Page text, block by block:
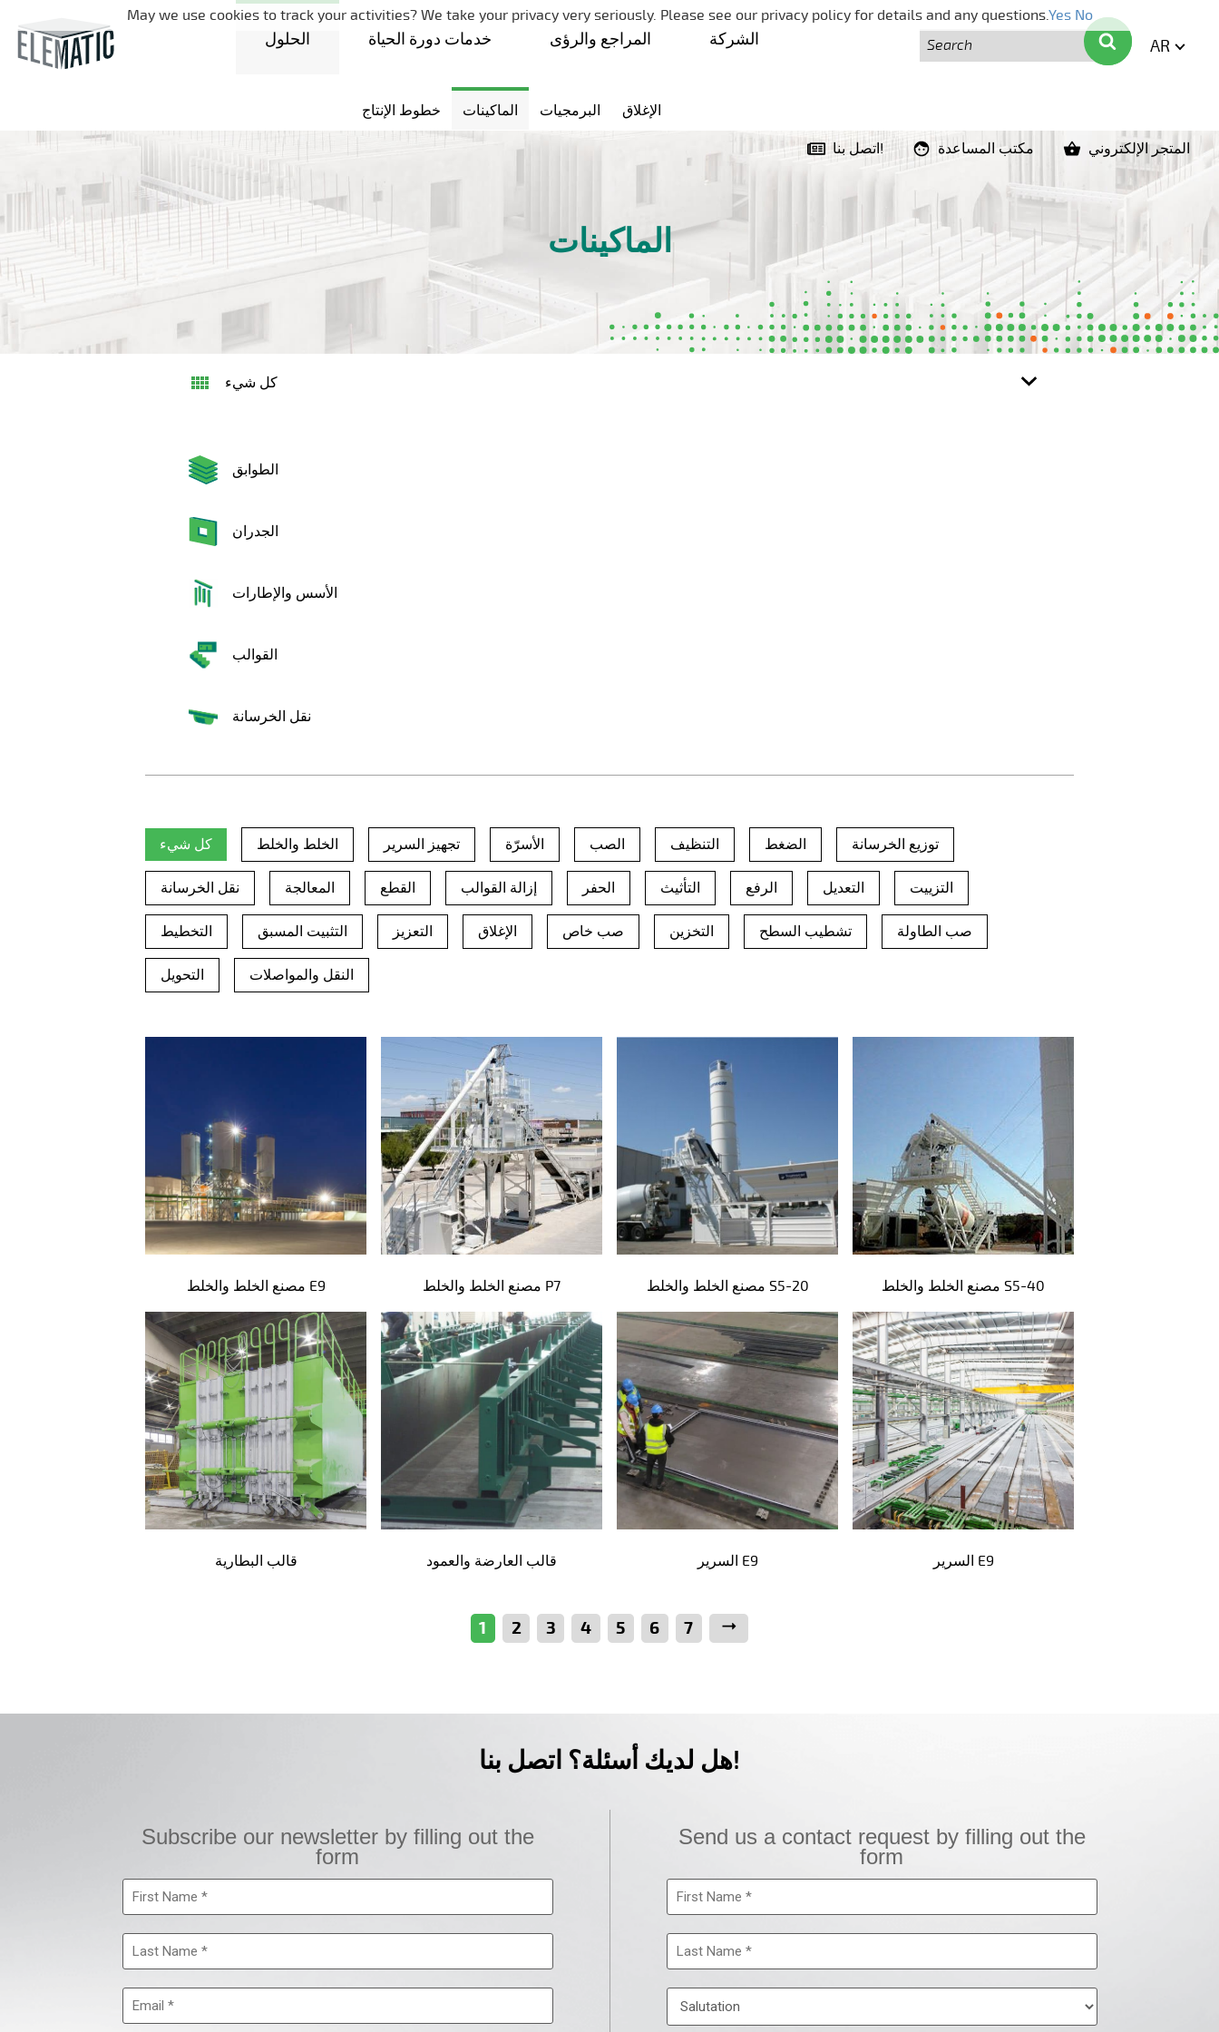
تخطي التنقل
بحث
الحلول خدمات دورة الحياة المراجع والرؤى الشركة
خطوط الإنتاج الماكينات البرمجيات الإغلاق
بحث
AR
اتصل بنا! مكتب المساعدة المتجر الإلكتروني
الماكينات
كل شيء
الطوابق
الجدران
الأسس والإطارات
القوالب
نقل الخرسانة
كل شيء الخلط والخلط تجهيز السرير الأسرّة الصب التنظيف الضغط توزيع الخرسانة
نقل الخرسانة المعالجة القطع إزالة القوالب الحفر التأثيث الرفع التعديل التزييت
التخطيط التثبيت المسبق التعزيز الإغلاق صب خاص التخزين تشطيب السطح صب الطاولة
التحويل النقل والمواصلات
منتجات مسبقة الصب
مصنع الخلط والخلط E9 مصنع الخلط والخلط P7 مصنع الخلط والخلط S5-20 مصنع الخلط والخلط S5-40
قالب البطارية قالب العارضة والعمود السرير E9 السرير E9
1 2 3 4 5 6 7 التالي
هل لديك أسئلة؟ اتصل بنا!
May we use cookies to track your activities? We take your privacy very seriously. Please see our privacy policy for details and any questions.Yes No